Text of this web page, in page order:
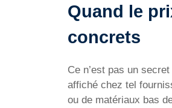
Quand le
concrets
Ce n’est pas un
affiché chez tel
ou de matériaux bas